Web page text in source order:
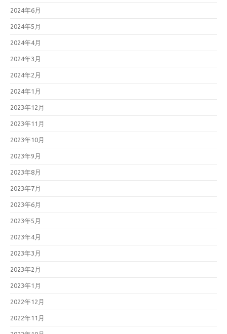
2024年6月
2024年5月
2024年4月
2024年3月
2024年2月
2024年1月
2023年12月
2023年11月
2023年10月
2023年9月
2023年8月
2023年7月
2023年6月
2023年5月
2023年4月
2023年3月
2023年2月
2023年1月
2022年12月
2022年11月